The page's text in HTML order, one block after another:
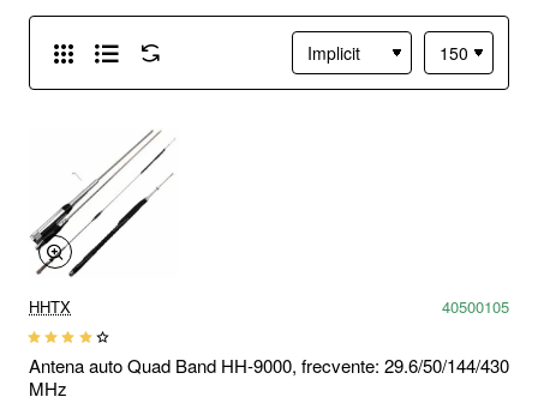
HHTX 40500105
Antena auto Quad Band HH-9000, frecvente: 29.6/50/144/430
MHz